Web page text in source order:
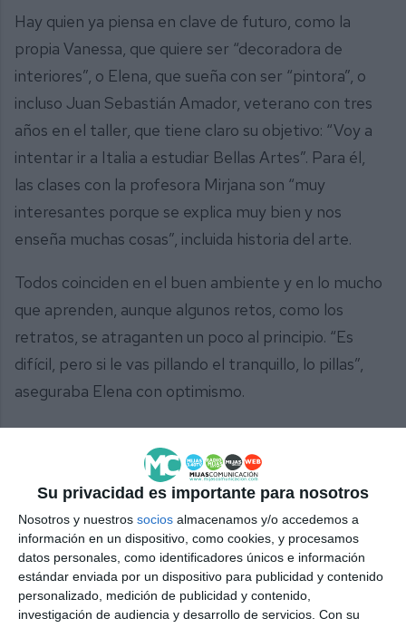
Su privacidad es importante para nosotros
Nosotros y nuestros socios almacenamos y/o accedemos a
información en un dispositivo, como cookies, y procesamos
datos personales, como identificadores únicos e información
estándar enviada por un dispositivo para publicidad y contenido
personalizado, medición de publicidad y contenido,
investigación de audiencia y desarrollo de servicios. Con su
Hay quien ya piensa en clave de futuro, como la
propia Vanessa, que quiere ser “decoradora de
interiores”, o Elena, que sueña con ser “pintora”, o
incluso Juan Sebastián Amador, veterano con tres
años en el taller, que tiene claro su objetivo: “Voy a
intentar ir a Italia a estudiar Bellas Artes”. Para él,
las clases con la profesora Mirjana son “muy
interesantes porque se explica muy bien y nos
enseña muchas cosas”, incluida historia del arte.
Todos coinciden en el buen ambiente y en lo mucho
que aprenden, aunque algunos retos, como los
retratos, se atraganten un poco al principio. “Es
difícil, pero si le vas pillando el tranquillo, lo pillas”,
aseguraba Elena con optimismo.
Una muestra, en definitiva, que no solo expone
cuadros, sino también la ilusión, el esfuerzo y los
sueños de la cantera artística de Mijas. ¡No dejen de
echarle un vistazo!